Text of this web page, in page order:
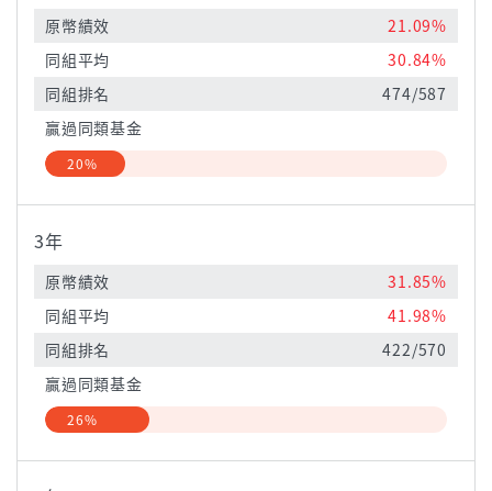
原幣績效
21.09%
同組平均
30.84%
同組排名
474/587
贏過同類基金
20%
3年
原幣績效
31.85%
同組平均
41.98%
同組排名
422/570
贏過同類基金
26%